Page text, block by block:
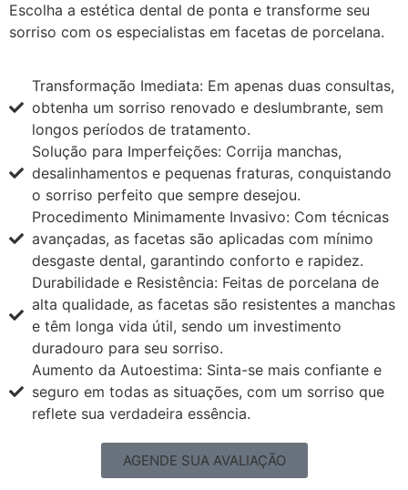
Escolha a estética dental de ponta e transforme seu
sorriso com os especialistas em facetas de porcelana.
Transformação Imediata: Em apenas duas consultas,
obtenha um sorriso renovado e deslumbrante, sem
longos períodos de tratamento.
Solução para Imperfeições: Corrija manchas,
desalinhamentos e pequenas fraturas, conquistando
o sorriso perfeito que sempre desejou.
Procedimento Minimamente Invasivo: Com técnicas
avançadas, as facetas são aplicadas com mínimo
desgaste dental, garantindo conforto e rapidez.
Durabilidade e Resistência: Feitas de porcelana de
alta qualidade, as facetas são resistentes a manchas
e têm longa vida útil, sendo um investimento
duradouro para seu sorriso.
Aumento da Autoestima: Sinta-se mais confiante e
seguro em todas as situações, com um sorriso que
reflete sua verdadeira essência.
AGENDE SUA AVALIAÇÃO